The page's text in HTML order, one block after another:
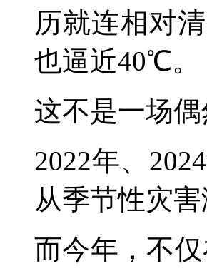
历就连相对
也逼近40℃。
这不是一场
2022年、
从季节性灾
而今年，不